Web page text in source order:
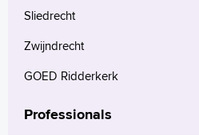
Sliedrecht
Zwijndrecht
GOED Ridderkerk
Professionals